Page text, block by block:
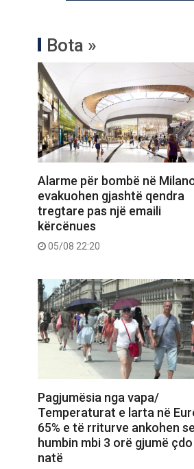
Bota »
Alarme për bombë në
evakuohen gjashtë qendra
tregtare pas një emaili
kërcënues
05/08 22:20
Pagjumësia nga vapa/
Temperaturat e larta në
65% e të rriturve ankohen se
humbin mbi 3 orë gjumë çdo
natë